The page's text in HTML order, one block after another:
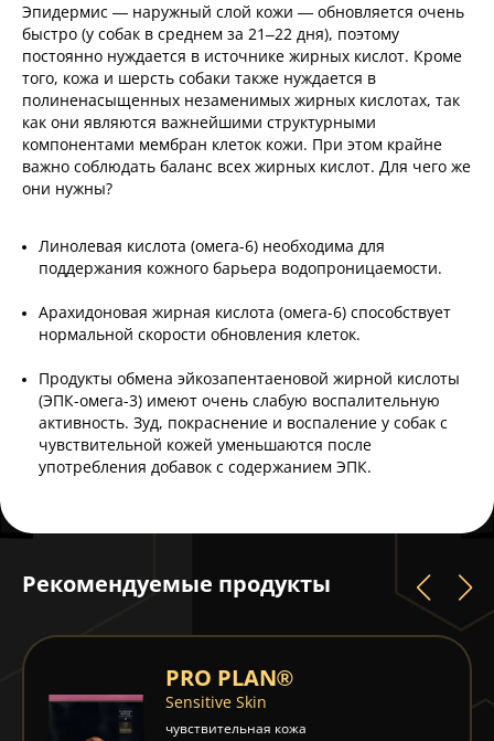
Эпидермис — наружный слой кожи — обновляется очень
быстро (у собак в среднем за 21–22 дня), поэтому
постоянно нуждается в источнике жирных кислот. Кроме
того, кожа и шерсть собаки также нуждается в
полиненасыщенных незаменимых жирных кислотах, так
как они являются важнейшими структурными
компонентами мембран клеток кожи. При этом крайне
важно соблюдать баланс всех жирных кислот. Для чего же
они нужны?
Линолевая кислота (омега-6) необходима для
поддержания кожного барьера водопроницаемости.
Арахидоновая жирная кислота (омега-6) способствует
нормальной скорости обновления клеток.
Продукты обмена эйкозапентаеновой жирной кислоты
(ЭПК-омега-3) имеют очень слабую воспалительную
активность. Зуд, покраснение и воспаление у собак с
чувствительной кожей уменьшаются после
употребления добавок с содержанием ЭПК.
Рекомендуемые продукты
PRO PLAN®
Sensitive Skin
чувствительная кожа